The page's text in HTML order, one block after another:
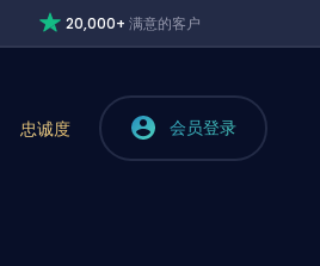
20,000+满意的客户
忠诚度 会员登录